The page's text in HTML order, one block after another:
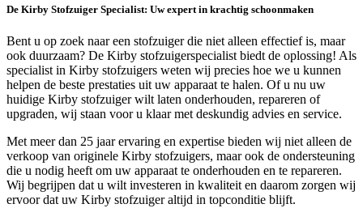
De Kirby Stofzuiger Specialist: Uw expert in krachtig schoonmaken
Bent u op zoek naar een stofzuiger die niet alleen effectief is, maar
ook duurzaam? De Kirby stofzuigerspecialist biedt de oplossing! Als
specialist in Kirby stofzuigers weten wij precies hoe we u kunnen
helpen de beste prestaties uit uw apparaat te halen. Of u nu uw
huidige Kirby stofzuiger wilt laten onderhouden, repareren of
upgraden, wij staan voor u klaar met deskundig advies en service.
Met meer dan 25 jaar ervaring en expertise bieden wij niet alleen de
verkoop van originele Kirby stofzuigers, maar ook de ondersteuning
die u nodig heeft om uw apparaat te onderhouden en te repareren.
Wij begrijpen dat u wilt investeren in kwaliteit en daarom zorgen wij
ervoor dat uw Kirby stofzuiger altijd in topconditie blijft.